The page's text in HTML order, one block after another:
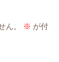
ん。 ※ が付